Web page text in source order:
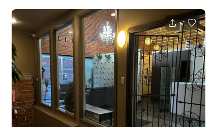
murales emblématiques qui transportent les invités au cœur
de la Grande-Bretagne. Avec son bar entièrement
approvisionné, ses nombreux sièges et sa disposition flexible,
cet espace unique est idéal pour des rassemblements
décontractés, des réunio